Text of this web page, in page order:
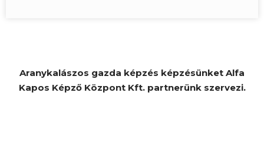
Aranykalászos gazda képzés képzésünket Alfa
Kapos Képző Központ Kft. partnerünk szervezi.